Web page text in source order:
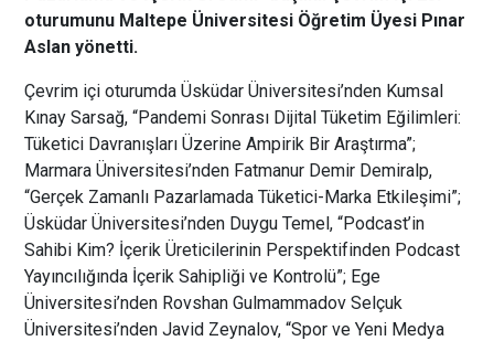
oturumunu Maltepe Üniversitesi Öğretim Üyesi Pınar
Aslan yönetti.
Çevrim içi oturumda Üsküdar Üniversitesi’nden Kumsal
Kınay Sarsağ, “Pandemi Sonrası Dijital Tüketim Eğilimleri:
Tüketici Davranışları Üzerine Ampirik Bir Araştırma”;
Marmara Üniversitesi’nden Fatmanur Demir Demiralp,
“Gerçek Zamanlı Pazarlamada Tüketici-Marka Etkileşimi”;
Üsküdar Üniversitesi’nden Duygu Temel, “Podcast’in
Sahibi Kim? İçerik Üreticilerinin Perspektifinden Podcast
Yayıncılığında İçerik Sahipliği ve Kontrolü”; Ege
Üniversitesi’nden Rovshan Gulmammadov Selçuk
Üniversitesi’nden Javid Zeynalov, “Spor ve Yeni Medya